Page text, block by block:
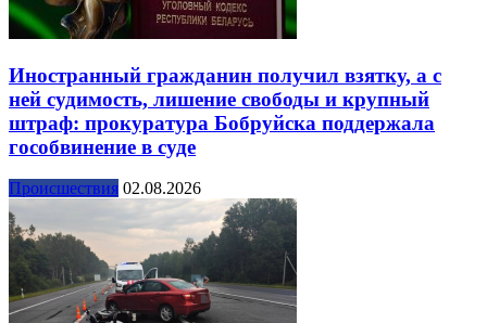
Иностранный гражданин получил взятку, а с
ней судимость, лишение свободы и крупный
штраф: прокуратура Бобруйска поддержала
гособвинение в суде
Происшествия 02.08.2026